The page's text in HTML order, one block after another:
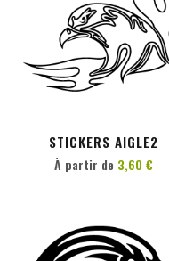
STICKERS AIGLE2
PERSONNALISER
À partir de 3,60 €